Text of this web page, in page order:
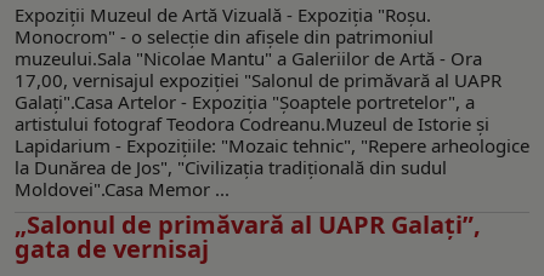
Expoziţii Muzeul de Artă Vizuală - Expoziţia "Roşu.
Monocrom" - o selecţie din afişele din patrimoniul
muzeului.Sala "Nicolae Mantu" a Galeriilor de Artă - Ora
17,00, vernisajul expoziţiei "Salonul de primăvară al UAPR
Galaţi".Casa Artelor - Expoziţia "Şoaptele portretelor", a
artistului fotograf Teodora Codreanu.Muzeul de Istorie şi
Lapidarium - Expoziţiile: "Mozaic tehnic", "Repere arheologice
la Dunărea de Jos", "Civilizația tradițională din sudul
Moldovei".Casa Memor ...
„Salonul de primăvară al UAPR Galaţi”,
gata de vernisaj